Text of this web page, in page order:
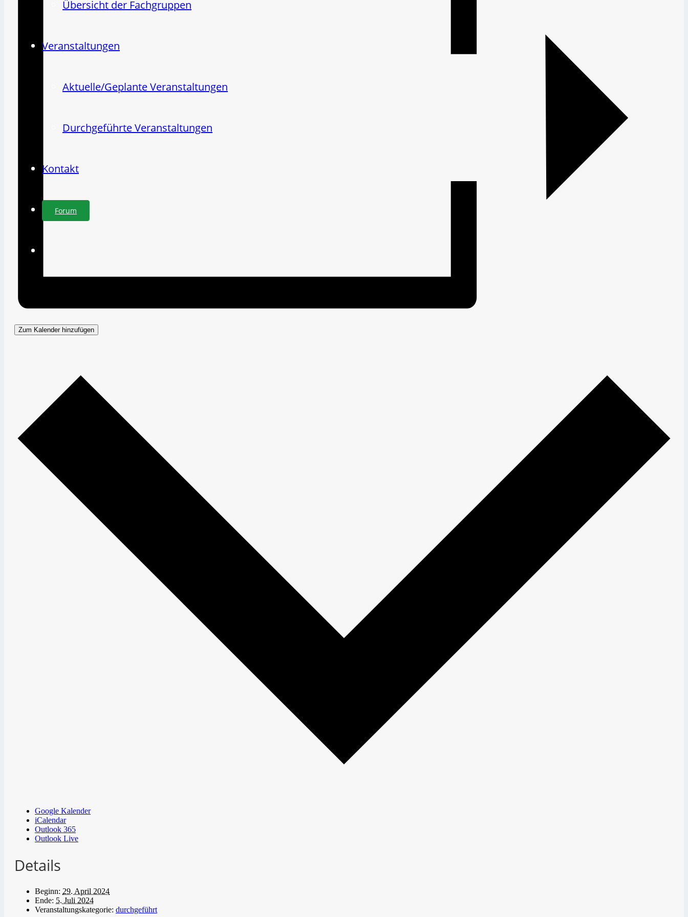
Übersicht der Fachgruppen
Veranstaltungen
Aktuelle/Geplante Veranstaltungen
Durchgeführte Veranstaltungen
Kontakt
Forum
Zum Kalender hinzufügen
Google Kalender
iCalendar
Outlook 365
Outlook Live
Details
Beginn: 29. April 2024
Ende: 5. Juli 2024
Veranstaltungskategorie: durchgeführt